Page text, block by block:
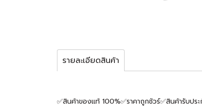
รายละเอียดสินค้า
✅สินค้าของแท้ 100%✅ราคาถูกชัวร์✅สินค้ารับปร